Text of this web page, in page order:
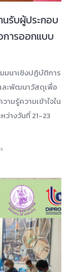
รับผู้ประกอบ
ารออกแบบ
นาเชิงปฏิบัติการ
ละพัฒนาวัสดุเพื่อ
รู้ความเข้าใจใน
างวันที่ 21-23